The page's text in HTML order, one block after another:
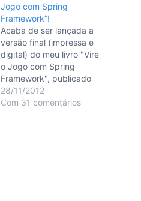
Jogo com Spring
Framework”!
Acaba de ser lançada a
versão final (impressa e
digital) do meu livro "Vire
o Jogo com Spring
Framework", publicado
pela editora Casa do
Còdigo. Meu objetivo foi
28/11/2012
Com 31 comentários